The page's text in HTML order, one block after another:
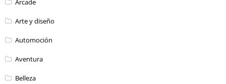
Arcade
Arte y diseño
Automoción
Aventura
Belleza